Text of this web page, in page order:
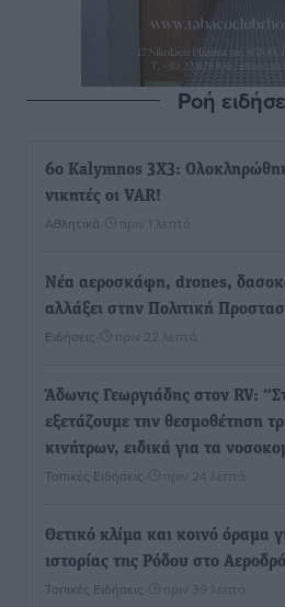
Ροή
6ο Kalymnos 3X3:
νικητές οι VAR!
Αθλητικά πριν 1 λεπτό
Νέα αεροσκάφη, drones,
αλλάξει στην Πολιτική
Ειδήσεις πριν 22 λεπτά
Άδωνις Γεωργιάδης στον RV:
εξετάζουμε την θεσμοθέτηση
κινήτρων, ειδικά για τα
Τοπικές Ειδήσεις πριν 24 λεπτά
Θετικό κλίμα και κοινό όραμα
ιστορίας της Ρόδου στο
Τοπικές Ειδήσεις πριν 39 λεπτά